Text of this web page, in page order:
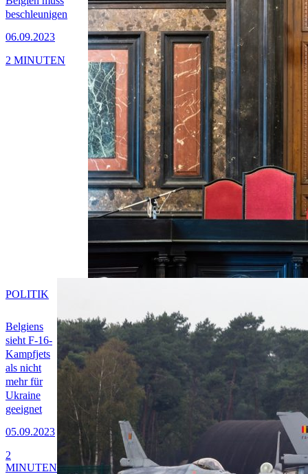
beschleunigen
06.09.2023
2 MINUTEN
Belgiens
sieht F-16-
Kampfjets
als nicht
mehr für
Ukraine
geeignet
05.09.2023
POLITIK
2
MINUTEN